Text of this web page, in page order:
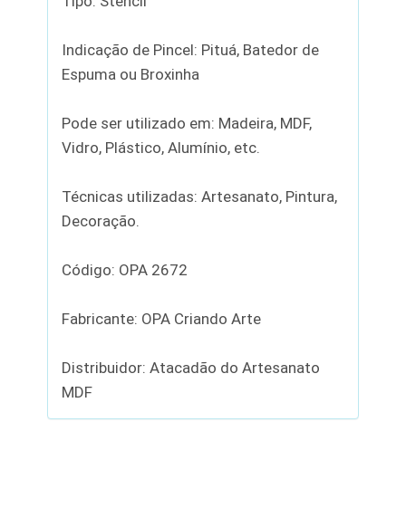
Indicação de Pincel: Pituá, Batedor de
Espuma ou Broxinha
Pode ser utilizado em: Madeira, MDF,
Vidro, Plástico, Alumínio, etc.
Técnicas utilizadas: Artesanato, Pintura,
Decoração.
Código: OPA 2672
Fabricante: OPA Criando Arte
Distribuidor: Atacadão do Artesanato
MDF